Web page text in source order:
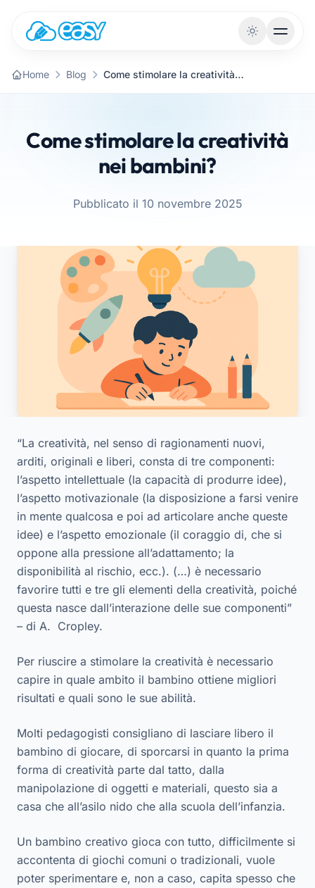
Home Blog Come stimolare la creatività nei bambini?
Come stimolare la creatività
nei bambini?
Pubblicato il 10 novembre 2025
“La creatività, nel senso di ragionamenti nuovi,
arditi, originali e liberi, consta di tre componenti:
l’aspetto intellettuale (la capacità di produrre idee),
l’aspetto motivazionale (la disposizione a farsi venire
in mente qualcosa e poi ad articolare anche queste
idee) e l’aspetto emozionale (il coraggio di, che si
oppone alla pressione all’adattamento; la
disponibilità al rischio, ecc.). (…) è necessario
favorire tutti e tre gli elementi della creatività, poiché
questa nasce dall’interazione delle sue componenti”
– di A. Cropley.
Per riuscire a stimolare la creatività è necessario
capire in quale ambito il bambino ottiene migliori
risultati e quali sono le sue abilità.
Molti pedagogisti consigliano di lasciare libero il
bambino di giocare, di sporcarsi in quanto la prima
forma di creatività parte dal tatto, dalla
manipolazione di oggetti e materiali, questo sia a
casa che all’asilo nido che alla scuola dell’infanzia.
Un bambino creativo gioca con tutto, difficilmente si
accontenta di giochi comuni o tradizionali, vuole
poter sperimentare e, non a caso, capita spesso che